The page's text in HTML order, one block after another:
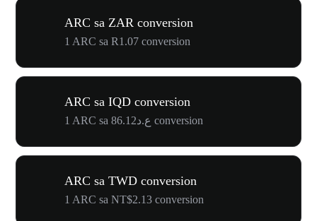
ARC sa ZAR conversion
1 ARC sa R1.07 conversion
ARC sa IQD conversion
1 ARC sa ع.د86.12 conversion
ARC sa TWD conversion
1 ARC sa NT$2.13 conversion